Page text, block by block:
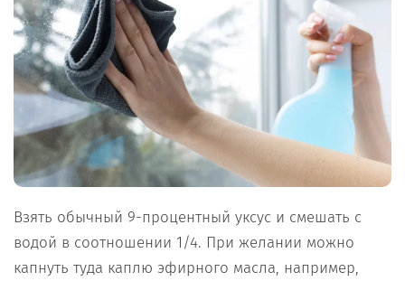
Взять обычный 9-процентный уксус и смешать с
водой в соотношении 1/4. При желании можно
капнуть туда каплю эфирного масла, например,